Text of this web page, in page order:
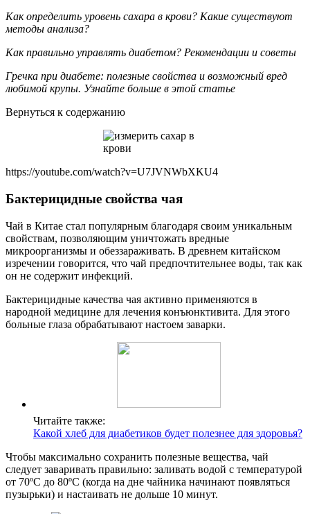
Как определить уровень сахара в крови? Какие существуют
методы анализа?
Как правильно управлять диабетом? Рекомендации и советы
Гречка при диабете: полезные свойства и возможный вред
любимой крупы. Узнайте больше в этой статье
Вернуться к содержанию
https://youtube.com/watch?v=U7JVNWbXKU4
Бактерицидные свойства чая
Чай в Китае стал популярным благодаря своим уникальным
свойствам, позволяющим уничтожать вредные
микроорганизмы и обеззараживать. В древнем китайском
изречении говорится, что чай предпочтительнее воды, так как
он не содержит инфекций.
Бактерицидные качества чая активно применяются в
народной медицине для лечения конъюнктивита. Для этого
больные глаза обрабатывают настоем заварки.
Читайте также:
Какой хлеб для диабетиков будет полезнее для здоровья?
Чтобы максимально сохранить полезные вещества, чай
следует заваривать правильно: заливать водой с температурой
от 70ºC до 80ºC (когда на дне чайника начинают появляться
пузырьки) и настаивать не дольше 10 минут.